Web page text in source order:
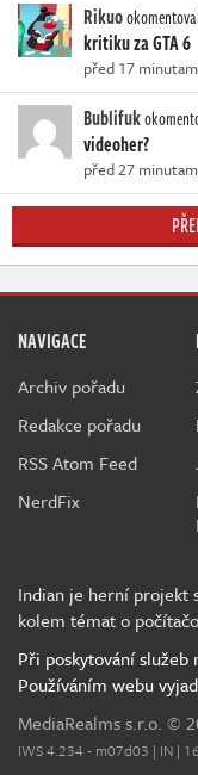
Rikuookomentoval
kritiku za GTA 6
před 17
Bublifuk
videoher?
před 27
NAVIGACE
Archiv pořadu
Redakce pořadu
RSS Atom Feed
NerdFix
Indian je herní projekt
kolem témat o
Při poskytování služeb
Používáním webu
MediaRealms s.r.o. ©
IWS 4.234 - m07d03 | IN |